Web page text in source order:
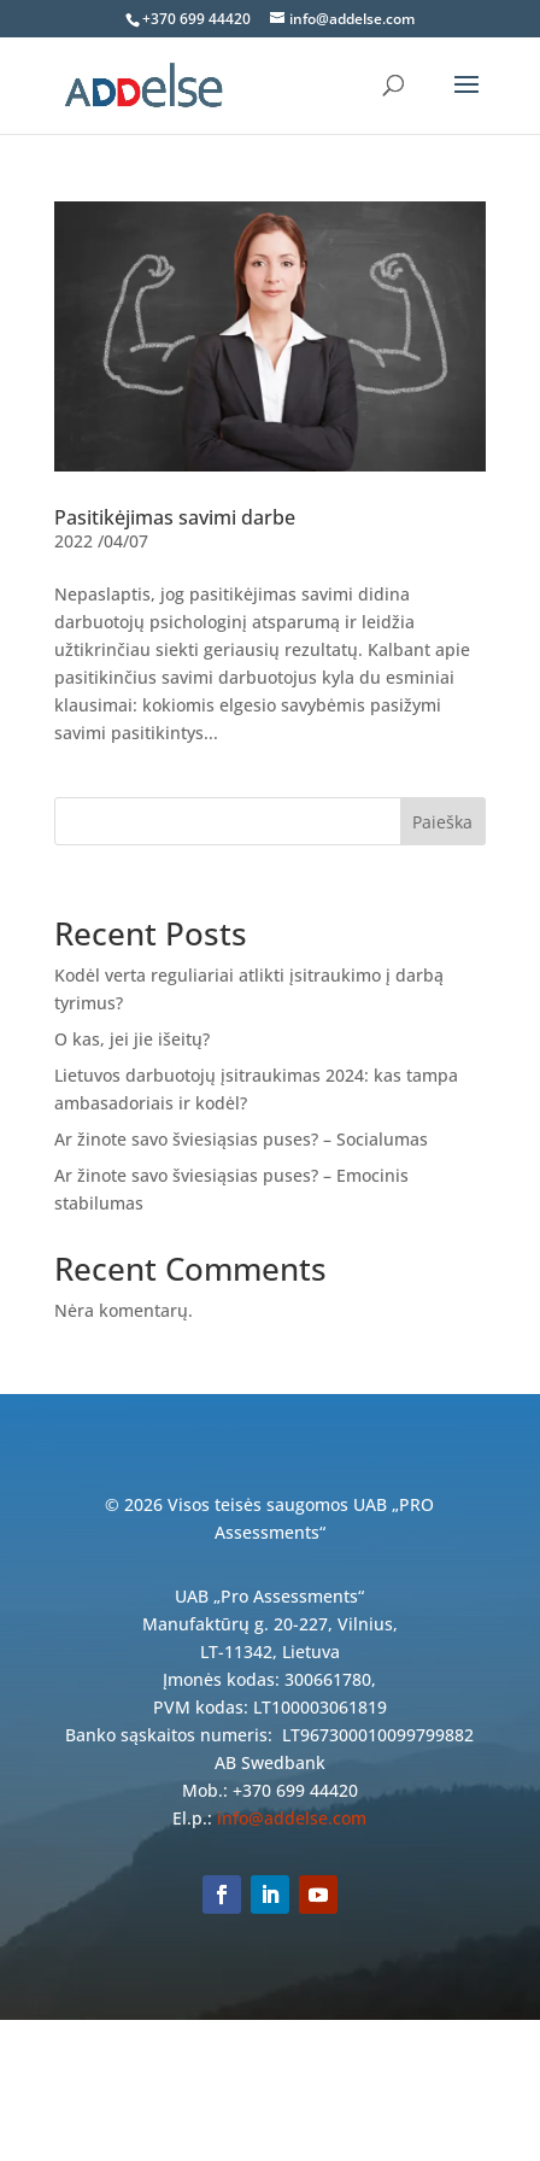
+370 699 44420 info@addelse.com
Pasitikėjimas savimi darbe
2022 /04/07
Nepaslaptis, jog pasitikėjimas savimi didina
darbuotojų psichologinį atsparumą ir leidžia
užtikrinčiau siekti geriausių rezultatų. Kalbant apie
pasitikinčius savimi darbuotojus kyla du esminiai
klausimai: kokiomis elgesio savybėmis pasižymi
savimi pasitikintys...
Paieška
Recent Posts
Kodėl verta reguliariai atlikti įsitraukimo į darbą
tyrimus?
O kas, jei jie išeitų?
Lietuvos darbuotojų įsitraukimas 2024: kas tampa
ambasadoriais ir kodėl?
Ar žinote savo šviesiąsias puses? – Socialumas
Ar žinote savo šviesiąsias puses? – Emocinis
stabilumas
Recent Comments
Nėra komentarų.
© 2026 Visos teisės saugomos UAB „PRO
Assessments“
UAB „Pro Assessments“
Manufaktūrų g. 20-227, Vilnius,
LT-11342, Lietuva
Įmonės kodas: 300661780,
PVM kodas: LT100003061819
Banko sąskaitos numeris: LT967300010099799882
AB Swedbank
Mob.: +370 699 44420
El.p.:info@addelse.com